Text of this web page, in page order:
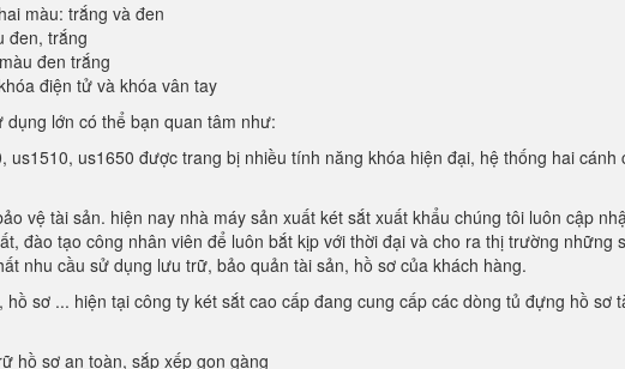
màu: trắng và đen
đen, trắng
đen trắng
điện tử và khóa vân tay
lớn có thể bạn quan tâm như:
us1510, us1650 được trang bị nhiều tính năng khóa hiện đại, hệ thống hai cánh
vệ tài sản. hiện nay nhà máy sản xuất két sắt xuất khẩu chúng tôi luôn cập
đào tạo công nhân viên để luôn bắt kịp với thời đại và cho ra thị trường những
nhu cầu sử dụng lưu trữ, bảo quản tài sản, hồ sơ của khách hàng.
sơ ... hiện tại công ty két sắt cao cấp đang cung cấp các dòng tủ đựng hồ sơ
hồ sơ an toàn, sắp xếp gọn gàng